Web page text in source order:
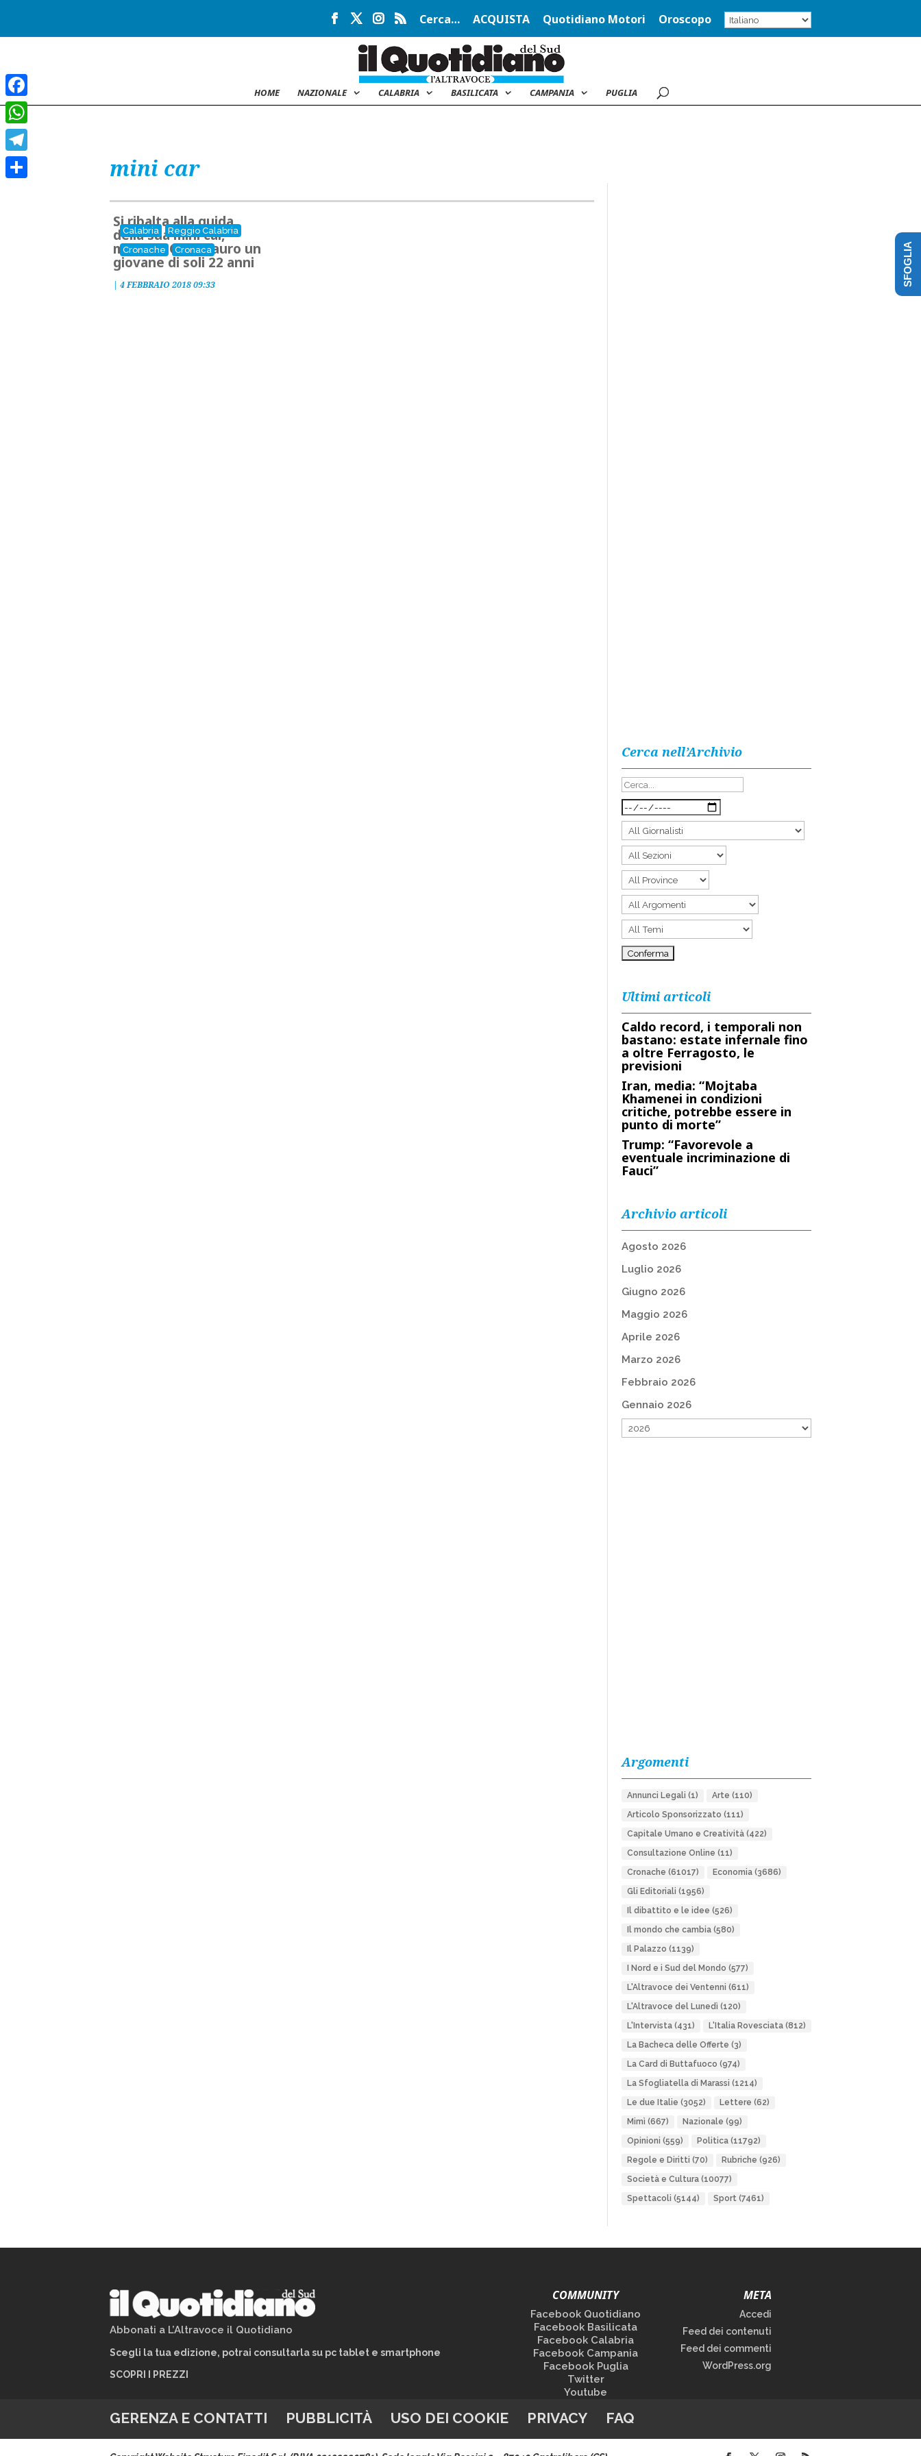
Cerca… ACQUISTA Quotidiano Motori Oroscopo
HOME NAZIONALE CALABRIA BASILICATA CAMPANIA PUGLIA
mini car
Calabria
Reggio Calabria
Cronache
Cronaca
Si ribalta alla guida
della sua mini car,
muore a Gioia Tauro un
giovane di soli 22 anni
| 4 FEBBRAIO 2018 09:33
Cerca nell’Archivio
Ultimi articoli
Caldo record, i temporali non
bastano: estate infernale fino
a oltre Ferragosto, le
previsioni
Iran, media: “Mojtaba
Khamenei in condizioni
critiche, potrebbe essere in
punto di morte”
Trump: “Favorevole a
eventuale incriminazione di
Fauci”
Archivio articoli
Agosto 2026
Luglio 2026
Giugno 2026
Maggio 2026
Aprile 2026
Marzo 2026
Febbraio 2026
Gennaio 2026
Argomenti
Annunci Legali (1) Arte (110)
Articolo Sponsorizzato (111)
Capitale Umano e Creatività(422)
Consultazione Online (11)
Cronache (61017) Economia(3686)
Gli Editoriali (1956)
Il dibattito e le idee (526)
Il mondo che cambia(580)
Il Palazzo (1139)
I Nord e i Sud del Mondo (577)
L'Altravoce dei Ventenni (611)
L'Altravoce del Lunedì (120)
L'Intervista(431) L'Italia Rovesciata(812)
La Bacheca delle Offerte (3)
La Card di Buttafuoco (974)
La Sfogliatella di Marassi (1214)
Le due Italie (3052) Lettere (62)
Mimì (667) Nazionale (99)
Opinioni (559) Politica(11792)
Regole e Diritti (70) Rubriche (926)
Società e Cultura(10077)
Spettacoli (5144) Sport(7461)
Abbonati a L’Altravoce il Quotidiano
Scegli la tua edizione, potrai consultarla su pc tablet e smartphone
SCOPRI I PREZZI
COMMUNITY
Facebook Quotidiano
Facebook Basilicata
Facebook Calabria
Facebook Campania
Facebook Puglia
Twitter
Youtube
META
Accedi
Feed dei contenuti
Feed dei commenti
WordPress.org
GERENZA E CONTATTI PUBBLICITÀ USO DEI COOKIE PRIVACY FAQ
Facebook
WhatsApp
Telegram
SFOGLIA